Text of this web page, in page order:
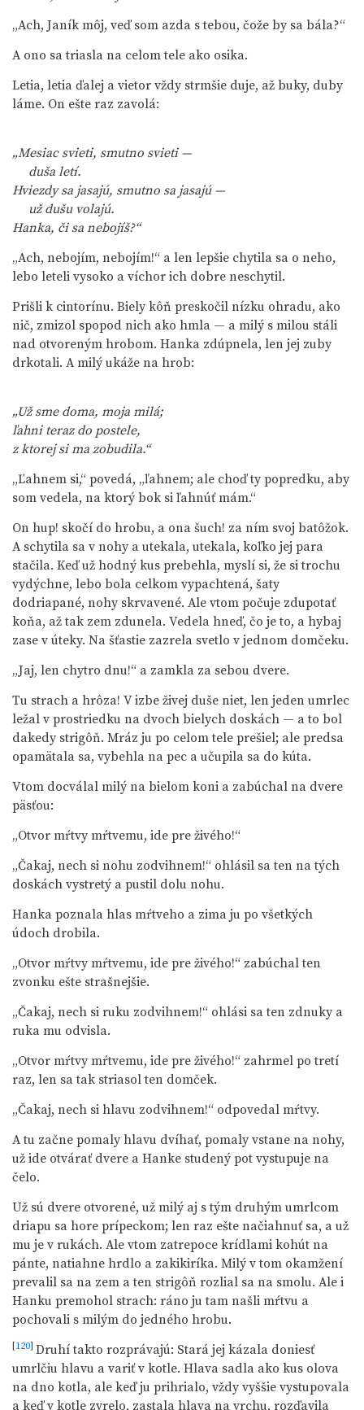
„Ach, Janík môj, veď som azda s tebou, čože by sa bála?“
A ono sa triasla na celom tele ako osika.
Letia, letia ďalej a vietor vždy strmšie duje, až buky, duby
láme. On ešte raz zavolá:
„Mesiac svieti, smutno svieti —
     duša letí.
Hviezdy sa jasajú, smutno sa jasajú —
     už dušu volajú.
Hanka, či sa nebojíš?“
„Ach, nebojím, nebojím!“ a len lepšie chytila sa o neho,
lebo leteli vysoko a víchor ich dobre neschytil.
Prišli k cintorínu. Biely kôň preskočil nízku ohradu, ako
nič, zmizol spopod nich ako hmla — a milý s milou stáli
nad otvoreným hrobom. Hanka zdúpnela, len jej zuby
drkotali. A milý ukáže na hrob:
„Už sme doma, moja milá;
ľahni teraz do postele,
z ktorej si ma zobudila.“
„Ľahnem si,“ povedá, „ľahnem; ale choď ty popredku, aby
som vedela, na ktorý bok si ľahnúť mám.“
On hup! skočí do hrobu, a ona šuch! za ním svoj batôžok.
A schytila sa v nohy a utekala, utekala, koľko jej para
stačila. Keď už hodný kus prebehla, myslí si, že si trochu
vydýchne, lebo bola celkom vypachtená, šaty
dodriapané, nohy skrvavené. Ale vtom počuje zdupotať
koňa, až tak zem zdunela. Vedela hneď, čo je to, a hybaj
zase v úteky. Na šťastie zazrela svetlo v jednom domčeku.
„Jaj, len chytro dnu!“ a zamkla za sebou dvere.
Tu strach a hrôza! V izbe živej duše niet, len jeden umrlec
ležal v prostriedku na dvoch bielych doskách — a to bol
dakedy strigôň. Mráz ju po celom tele prešiel; ale predsa
opamätala sa, vybehla na pec a učupila sa do kúta.
Vtom docválal milý na bielom koni a zabúchal na dvere
päsťou:
„Otvor mŕtvy mŕtvemu, ide pre živého!“
„Čakaj, nech si nohu zodvihnem!“ ohlásil sa ten na tých
doskách vystretý a pustil dolu nohu.
Hanka poznala hlas mŕtveho a zima ju po všetkých
údoch drobila.
„Otvor mŕtvy mŕtvemu, ide pre živého!“ zabúchal ten
zvonku ešte strašnejšie.
„Čakaj, nech si ruku zodvihnem!“ ohlási sa ten zdnuky a
ruka mu odvisla.
„Otvor mŕtvy mŕtvemu, ide pre živého!“ zahrmel po tretí
raz, len sa tak striasol ten domček.
„Čakaj, nech si hlavu zodvihnem!“ odpovedal mŕtvy.
A tu začne pomaly hlavu dvíhať, pomaly vstane na nohy,
už ide otvárať dvere a Hanke studený pot vystupuje na
čelo.
Už sú dvere otvorené, už milý aj s tým druhým umrlcom
driapu sa hore prípeckom; len raz ešte načiahnuť sa, a už
mu je v rukách. Ale vtom zatrepoce krídlami kohút na
pánte, natiahne hrdlo a zakikiríka. Milý v tom okamžení
prevalil sa na zem a ten strigôň rozlial sa na smolu. Ale i
Hanku premohol strach: ráno ju tam našli mŕtvu a
pochovali s milým do jedného hrobu.
[120] Druhí takto rozprávajú: Stará jej kázala doniesť
umrlčiu hlavu a variť v kotle. Hlava sadla ako kus olova
na dno kotla, ale keď ju prihrialo, vždy vyššie vystupovala
a keď v kotle zvrelo, zastala hlava na vrchu, rozďavila